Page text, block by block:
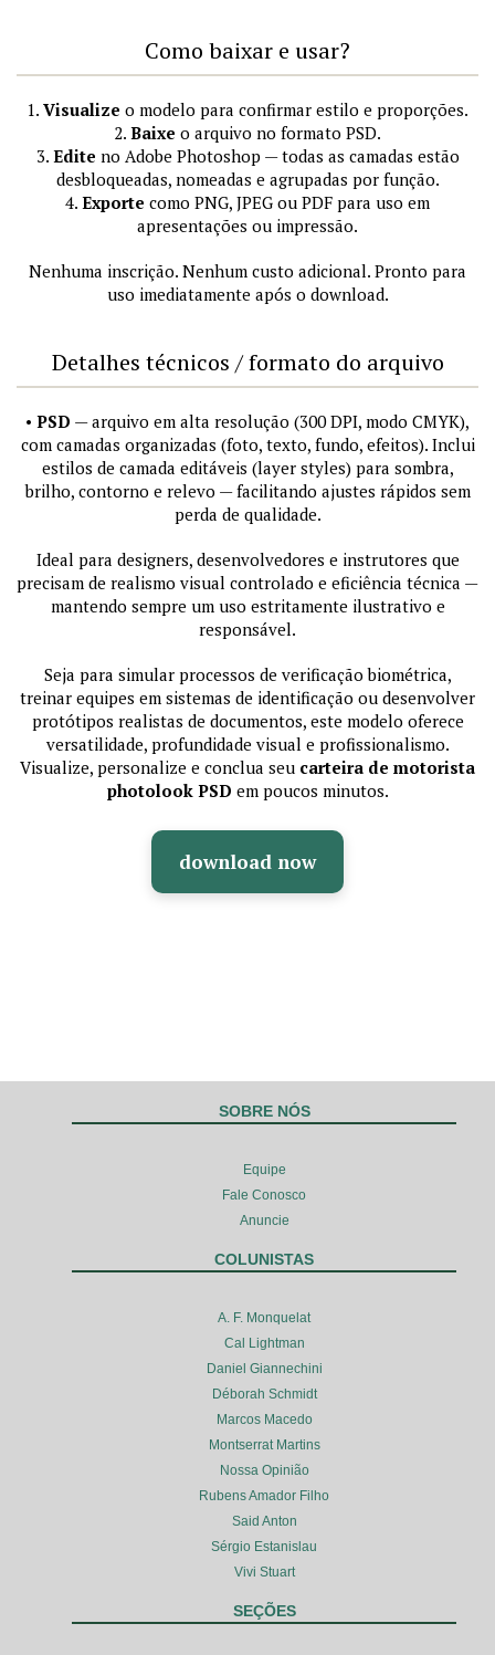
Como baixar e usar?
1. Visualize o modelo para confirmar estilo e proporções.
2. Baixe o arquivo no formato PSD.
3. Edite no Adobe Photoshop — todas as camadas estão
desbloqueadas, nomeadas e agrupadas por função.
4. Exporte como PNG, JPEG ou PDF para uso em
apresentações ou impressão.
Nenhuma inscrição. Nenhum custo adicional. Pronto para
uso imediatamente após o download.
Detalhes técnicos / formato do arquivo
• PSD — arquivo em alta resolução (300 DPI, modo CMYK),
com camadas organizadas (foto, texto, fundo, efeitos). Inclui
estilos de camada editáveis (layer styles) para sombra,
brilho, contorno e relevo — facilitando ajustes rápidos sem
perda de qualidade.
Ideal para designers, desenvolvedores e instrutores que
precisam de realismo visual controlado e eficiência técnica —
mantendo sempre um uso estritamente ilustrativo e
responsável.
Seja para simular processos de verificação biométrica,
treinar equipes em sistemas de identificação ou desenvolver
protótipos realistas de documentos, este modelo oferece
versatilidade, profundidade visual e profissionalismo.
Visualize, personalize e conclua seu carteira de motorista
photolook PSD em poucos minutos.
download now
SOBRE NÓS
Equipe
Fale Conosco
Anuncie
COLUNISTAS
A. F. Monquelat
Cal Lightman
Daniel Giannechini
Déborah Schmidt
Marcos Macedo
Montserrat Martins
Nossa Opinião
Rubens Amador Filho
Said Anton
Sérgio Estanislau
Vivi Stuart
SEÇÕES